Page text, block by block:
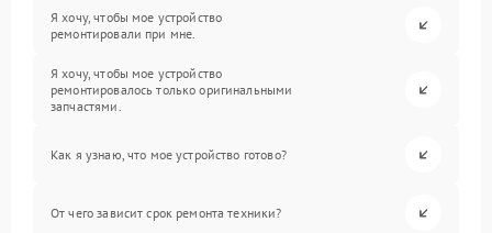
Я хочу, чтобы мое устройство
ремонтировали при мне.
Я хочу, чтобы мое устройство
ремонтировалось только оригинальными
запчастями.
Как я узнаю, что мое устройство готово?
От чего зависит срок ремонта техники?